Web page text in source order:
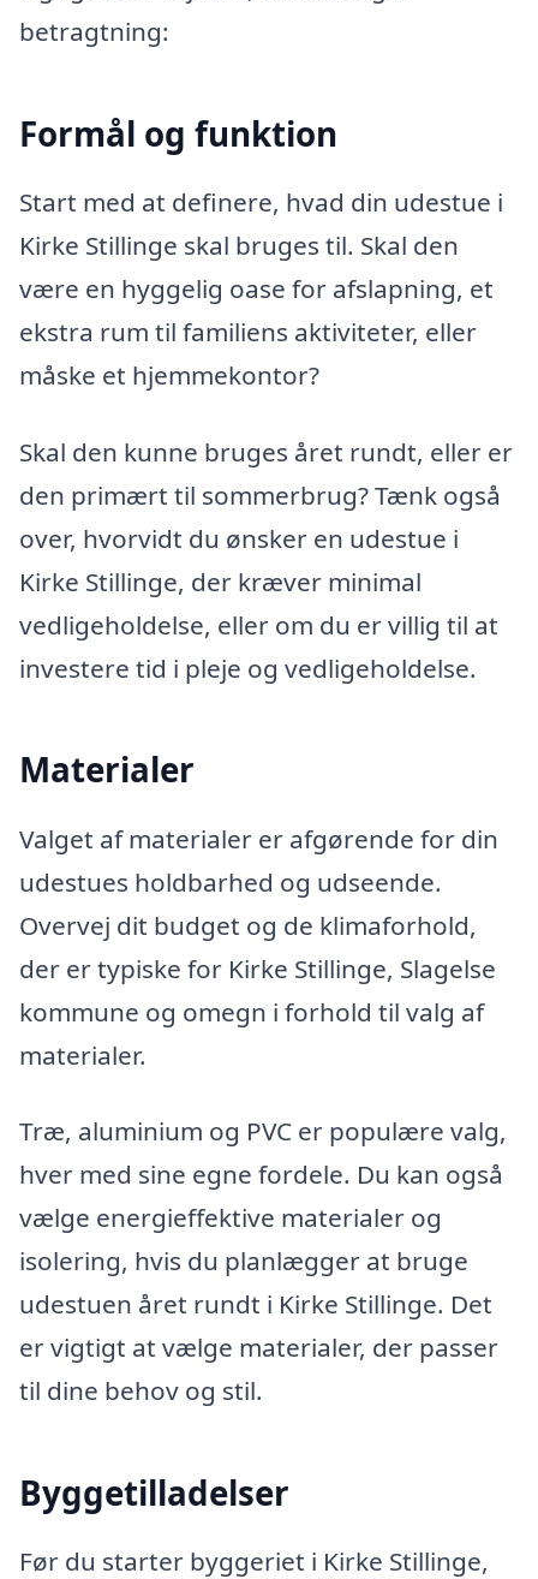
betragtning:
Formål og funktion
Start med at definere, hvad din udestue i
Kirke Stillinge skal bruges til. Skal den
være en hyggelig oase for afslapning, et
ekstra rum til familiens aktiviteter, eller
måske et hjemmekontor?
Skal den kunne bruges året rundt, eller er
den primært til sommerbrug? Tænk også
over, hvorvidt du ønsker en udestue i
Kirke Stillinge, der kræver minimal
vedligeholdelse, eller om du er villig til at
investere tid i pleje og vedligeholdelse.
Materialer
Valget af materialer er afgørende for din
udestues holdbarhed og udseende.
Overvej dit budget og de klimaforhold,
der er typiske for Kirke Stillinge, Slagelse
kommune og omegn i forhold til valg af
materialer.
Træ, aluminium og PVC er populære valg,
hver med sine egne fordele. Du kan også
vælge energieffektive materialer og
isolering, hvis du planlægger at bruge
udestuen året rundt i Kirke Stillinge. Det
er vigtigt at vælge materialer, der passer
til dine behov og stil.
Byggetilladelser
Før du starter byggeriet i Kirke Stillinge,